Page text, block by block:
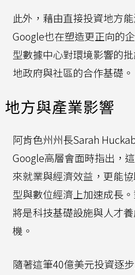
此外，藉由直接投資地方能
Google也在塑造更正向的
型數據中心對環境影響的
地政府與社區的合作基礎。
地方與產業影響
阿肯色州州長Sarah
Google高層會面時指出，
來就業與經濟效益，更能
型與數位經濟上加速成長
將是科技基礎設施與人才
機。
隨著這筆40億美元投資逐